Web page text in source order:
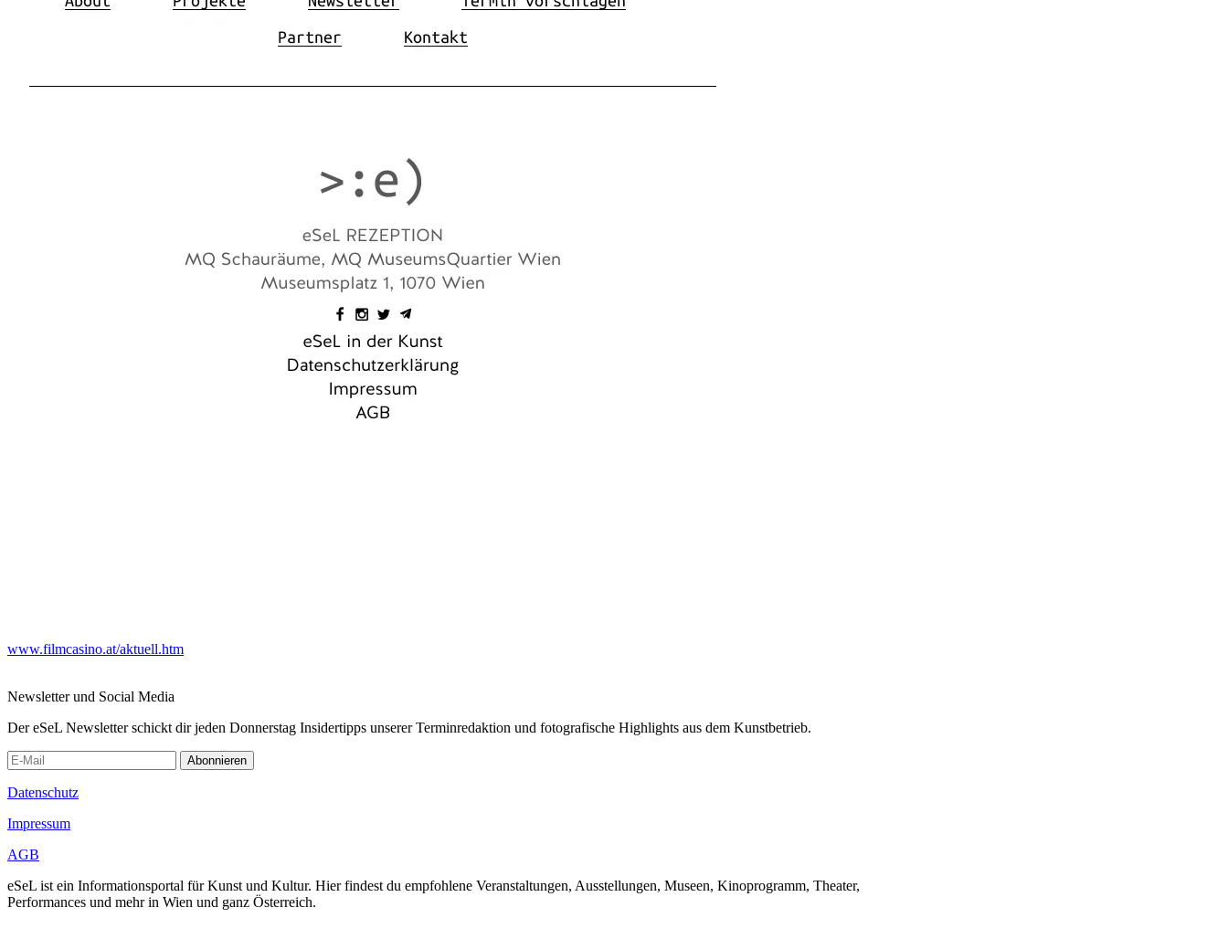
www.filmcasino.at/aktuell.htm
Newsletter und Social Media
Der eSeL Newsletter schickt dir jeden Donnerstag Insidertipps unserer Terminredaktion und fotografische Highlights aus dem Kunstbetrieb.
Abonnieren
Datenschutz
Impressum
AGB
eSeL ist ein Informationsportal für Kunst und Kultur. Hier findest du empfohlene Veranstaltungen, Ausstellungen, Museen, Kinoprogramm, Theater,
Performances und mehr in Wien und ganz Österreich.